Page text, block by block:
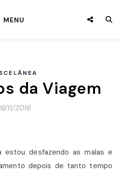
MENU
da Viagem
11/2016
estou desfazendo as malas e
depois de tanto tempo